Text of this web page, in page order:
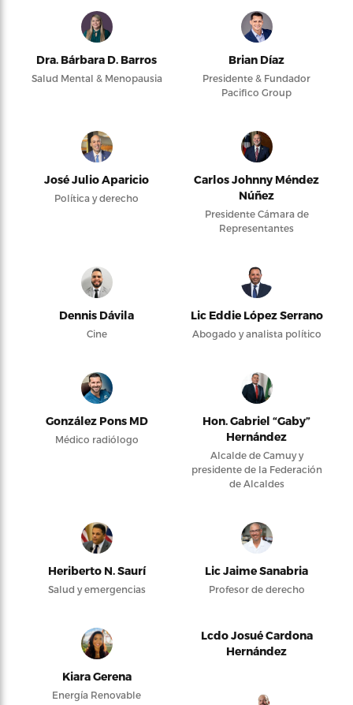
Dra. Bárbara D. Barros
Salud Mental & Menopausia
Brian Díaz
Presidente & Fundador
Pacifico Group
José Julio Aparicio
Política y derecho
Carlos Johnny Méndez
Núñez
Presidente Cámara de
Representantes
Dennis Dávila
Cine
Lic Eddie López Serrano
Abogado y analista político
González Pons MD
Médico radiólogo
Hon. Gabriel “Gaby”
Hernández
Alcalde de Camuy y
presidente de la Federación
de Alcaldes
Heriberto N. Saurí
Salud y emergencias
Lic Jaime Sanabria
Profesor de derecho
Kiara Gerena
Energía Renovable
Lcdo Josué Cardona
Hernández